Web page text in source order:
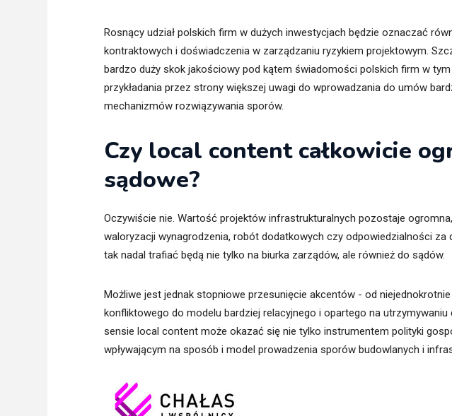
Rosnący udział polskich firm w dużych inwestycjach będzie oznaczać
kontraktowych i doświadczenia w zarządzaniu ryzykiem projektowym.
bardzo duży skok jakościowy pod kątem świadomości polskich firm w
przykładania przez strony większej uwagi do wprowadzania do umów
mechanizmów rozwiązywania sporów.
Czy local content całkowicie
sądowe?
Oczywiście nie. Wartość projektów infrastrukturalnych pozostaje
waloryzacji wynagrodzenia, robót dodatkowych czy odpowiedzialności za
tak nadal trafiać będą nie tylko na biurka zarządów, ale również do sądów.
Możliwe jest jednak stopniowe przesunięcie akcentów - od
konfliktowego do modelu bardziej relacyjnego i opartego na utrzymywaniu
sensie local content może okazać się nie tylko instrumentem polityki
wpływającym na sposób i model prowadzenia sporów budowlanych i